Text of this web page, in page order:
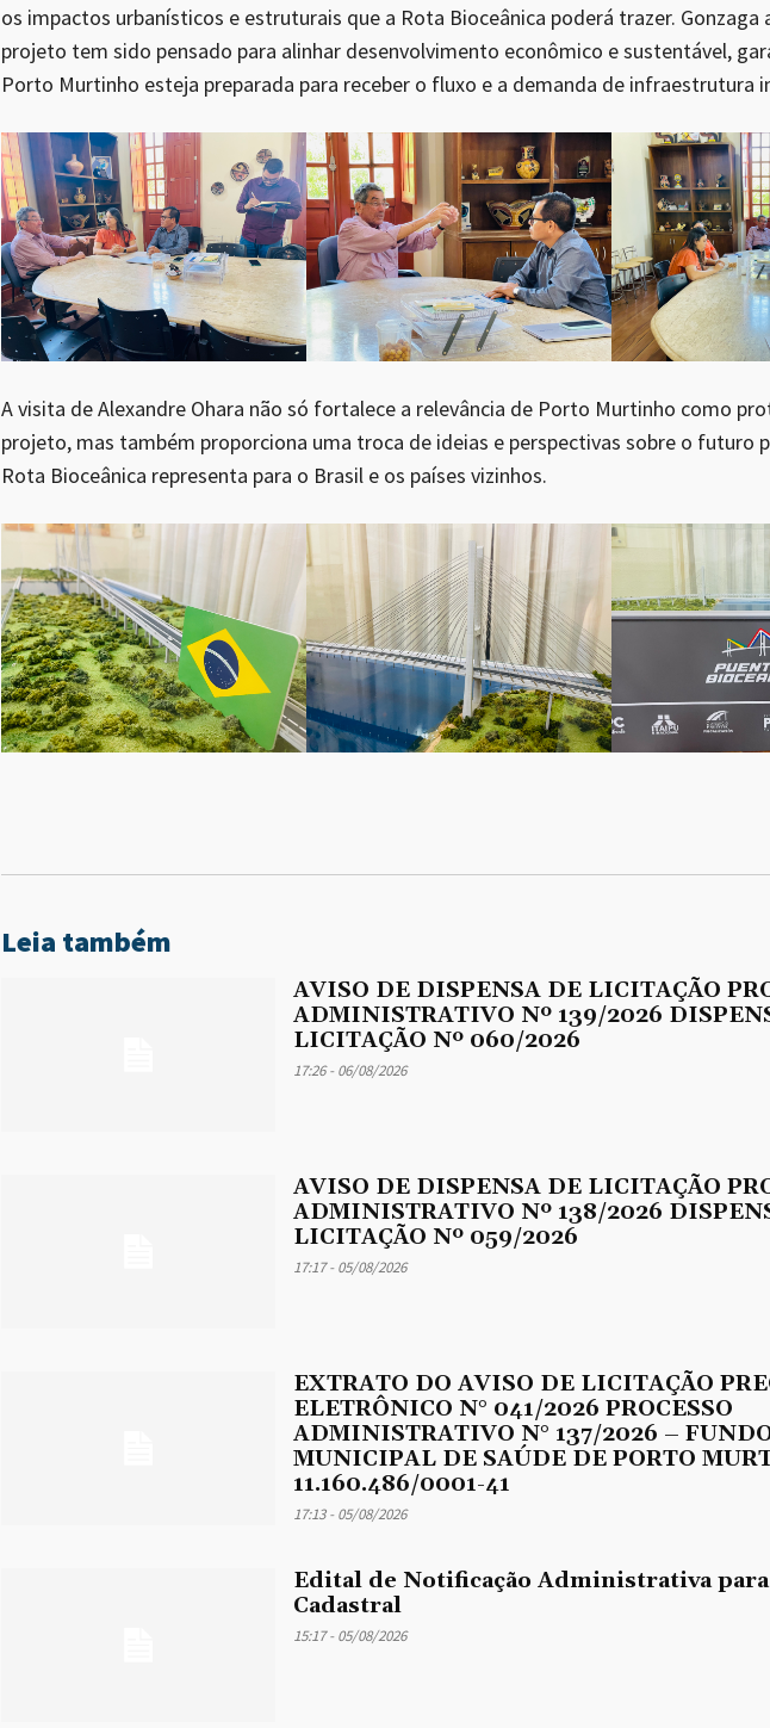
os impactos urbanísticos e estruturais que a Rota Bioceânica poderá trazer. Gonzaga
projeto tem sido pensado para alinhar desenvolvimento econômico e sustentável,
Porto Murtinho esteja preparada para receber o fluxo e a demanda de infraestrutura
A visita de Alexandre Ohara não só fortalece a relevância de Porto Murtinho como
projeto, mas também proporciona uma troca de ideias e perspectivas sobre o futuro
Rota Bioceânica representa para o Brasil e os países vizinhos.
Leia também
AVISO DE DISPENSA DE LICITAÇÃO
ADMINISTRATIVO Nº 139/2026
LICITAÇÃO Nº 060/2026
17:26 - 06/08/2026
AVISO DE DISPENSA DE LICITAÇÃO
ADMINISTRATIVO Nº 138/2026
LICITAÇÃO Nº 059/2026
17:17 - 05/08/2026
EXTRATO DO AVISO DE LICITAÇÃO
ELETRÔNICO N° 041/2026 PROCESSO
ADMINISTRATIVO N° 137/2026 –
MUNICIPAL DE SAÚDE DE PORTO
11.160.486/0001-41
17:13 - 05/08/2026
Edital de Notificação Administrativa
Cadastral
15:17 - 05/08/2026